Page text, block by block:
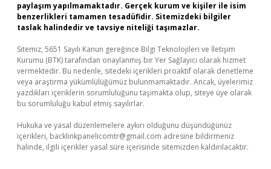
paylaşım yapılmamaktadır. Gerçek kurum ve kişiler ile isim
benzerlikleri tamamen tesadüfidir. Sitemizdeki bilgiler
taslak halindedir ve tavsiye niteliği taşımazlar.
Sitemiz, 5651 Sayılı Kanun gereğince Bilgi Teknolojileri ve İletişim
Kurumu (BTK) tarafından onaylanmış bir Yer Sağlayıcı olarak hizmet
vermektedir. Bu nedenle, sitedeki içerikleri proaktif olarak denetleme
veya araştırma yükümlülüğümüz bulunmamaktadır. Ancak, üyelerimiz
yazdıkları içeriklerin sorumluluğunu taşımakta olup, siteye üye olarak
bu sorumluluğu kabul etmiş sayılırlar.
Hukuka ve yasal düzenlemelere aykırı olduğunu düşündüğünüz
içerikleri, backlinkpanelicomtr@gmail.com adresine bildirmeniz
halinde, ilgili içerikler yasal süre içerisinde sitemizden kaldırılacaktır.